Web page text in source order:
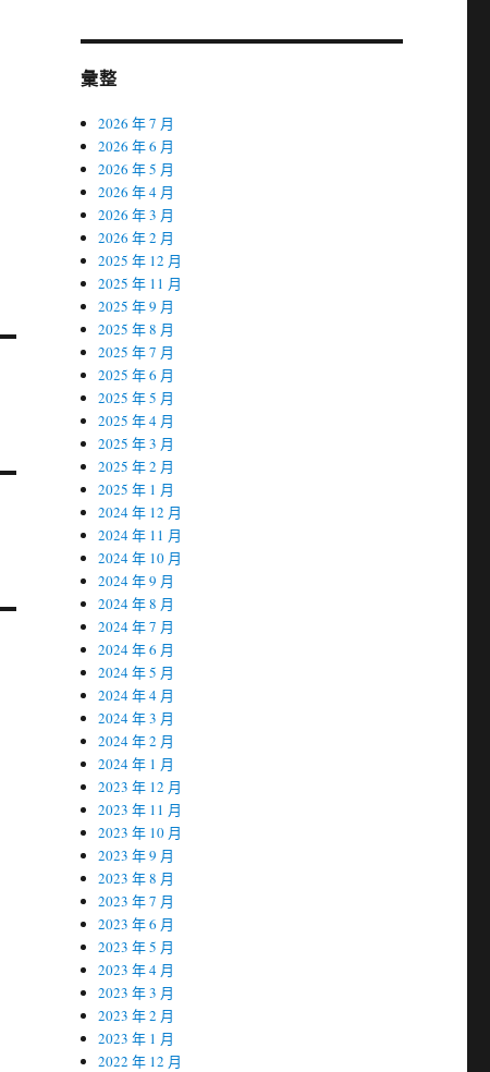
彙整
2026 年 7 月
2026 年 6 月
2026 年 5 月
2026 年 4 月
2026 年 3 月
2026 年 2 月
2025 年 12 月
2025 年 11 月
2025 年 9 月
2025 年 8 月
2025 年 7 月
2025 年 6 月
2025 年 5 月
2025 年 4 月
2025 年 3 月
2025 年 2 月
2025 年 1 月
2024 年 12 月
2024 年 11 月
2024 年 10 月
2024 年 9 月
2024 年 8 月
2024 年 7 月
2024 年 6 月
2024 年 5 月
2024 年 4 月
2024 年 3 月
2024 年 2 月
2024 年 1 月
2023 年 12 月
2023 年 11 月
2023 年 10 月
2023 年 9 月
2023 年 8 月
2023 年 7 月
2023 年 6 月
2023 年 5 月
2023 年 4 月
2023 年 3 月
2023 年 2 月
2023 年 1 月
2022 年 12 月